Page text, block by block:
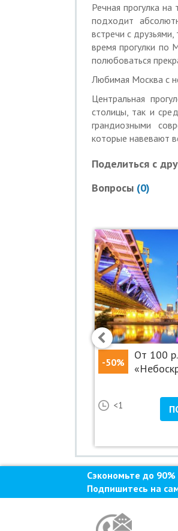
На посадку
Регистрация
КАК РАБОТАЕТ
Внимание!
Купон действует
Можно купить
Внимание!
Регистрация на
Если пассажир
осуществляется
Скидка не
Информацию по
477-51-97
Речная прогулка
подходит
встречи с
время прогулки по
полюбоваться
Любимая Москва с
Центральная
столицы, так и
грандиозными
которые навевают
Поделиться с
Вопросы (0)
-50%
От 100 р.
<1
Сэкономьте до
Подпишитесь на